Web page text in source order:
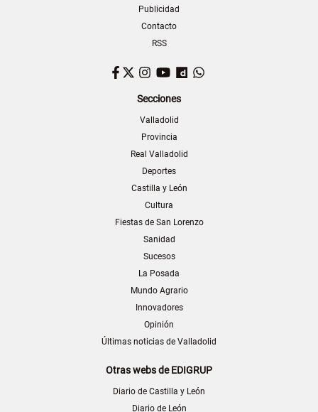
Publicidad
Contacto
RSS
Facebook
TwitterInstagram
YouTubeDailymotion
Secciones
Valladolid
Provincia
Real Valladolid
Deportes
Castilla y León
Cultura
Fiestas de San Lorenzo
Sanidad
Sucesos
La Posada
Mundo Agrario
Innovadores
Opinión
Últimas noticias de Valladolid
Otras webs de EDIGRUP
Diario de Castilla y León
Diario de León